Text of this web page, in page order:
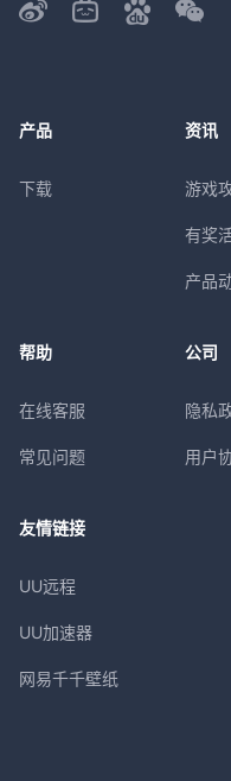
产品
下载
资讯
游戏
有奖
产品
帮助
在线客服
常见问题
公司
隐私
用户
友情链接
UU远程
UU加速器
网易千千壁纸